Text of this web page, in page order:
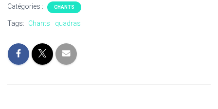
Catégories : CHANTS
Tags: Chants quadras